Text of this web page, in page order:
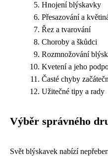
Hnojení blýskavky
Přesazování a
Řez a tvarování
Choroby a škůdci
Rozmnožování
Kvetení a jeho
Časté chyby
Užitečné tipy a rady
Výběr správného
Svět blýskavek nabízí